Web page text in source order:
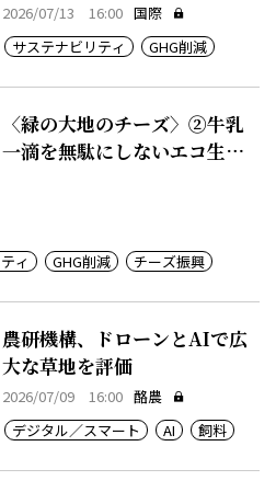
2026/07/13 16:00 国際
サステナビリティ
GHG削減
〈緑の大地のチーズ〉②牛乳
一滴を無駄にしないエコ生産
ィ GHG削減 チーズ振興
農研機構、ドローンとAIで広
大な草地を評価
2026/07/09 16:00 酪農
デジタル／スマート
AI 飼料